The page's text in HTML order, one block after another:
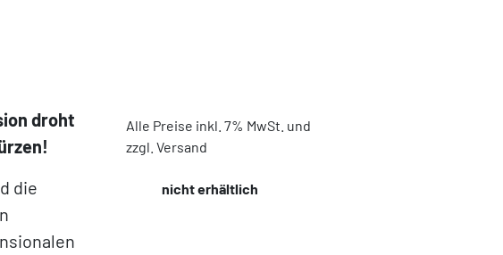
droht
die
Alle Preise inkl. 7% MwSt. und
zzgl. Versand
nicht erhältlich